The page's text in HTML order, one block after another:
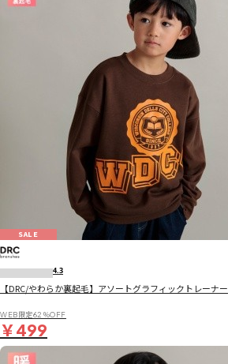
SALE
4.3
【DRC/やわらか裏起毛】アソートグラフィックトレーナー
WEB限定62％OFF
￥499